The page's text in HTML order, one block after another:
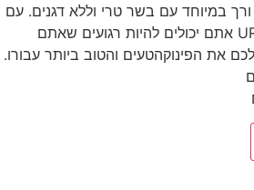
במיוחד עם בשר טרי וללא דגנים. עם
הפטה של URBANCHOICE אתם יכולים להיות רגועים שאתם
את הפינוקהטעים והטוב ביותר עבורו.